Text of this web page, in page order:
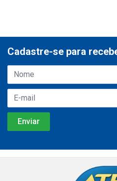
Cadastre-se para